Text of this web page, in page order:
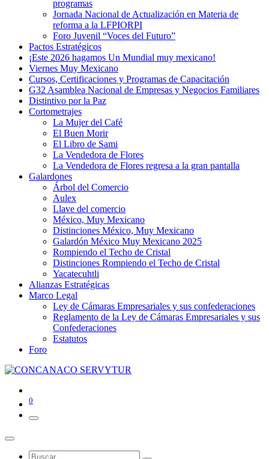
programas
Jornada Nacional de Actualización en Materia de
reforma a la LFPIORPI
Foro Juvenil “Voces del Futuro”
Pactos Estratégicos
¡Este 2026 hagamos Un Mundial muy mexicano!
Viernes Muy Mexicano
Cursos, Certificaciones y Programas de Capacitación
G32 Asamblea Nacional de Empresas y Negocios Familiares
Distintivo por la Paz
Cortometrajes
La Mujer del Café
El Buen Morir
El Libro de Sami
La Vendedora de Flores
La Vendedora de Flores regresa a la gran pantalla
Galardones
Árbol del Comercio
Aulex
Llave del comercio
México, Muy Mexicano
Distinciones México, Muy Mexicano
Galardón México Muy Mexicano 2025
Rompiendo el Techo de Cristal
Distinciones Rompiendo el Techo de Cristal
Yacatecuhtli
Alianzas Estratégicas
Marco Legal
Ley de Cámaras Empresariales y sus confederaciones
Reglamento de la Ley de Cámaras Empresariales y sus
Confederaciones
Estatutos
Foro
0